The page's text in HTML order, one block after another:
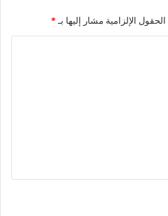
الحقول الإلزامية مشار إليها بـ *